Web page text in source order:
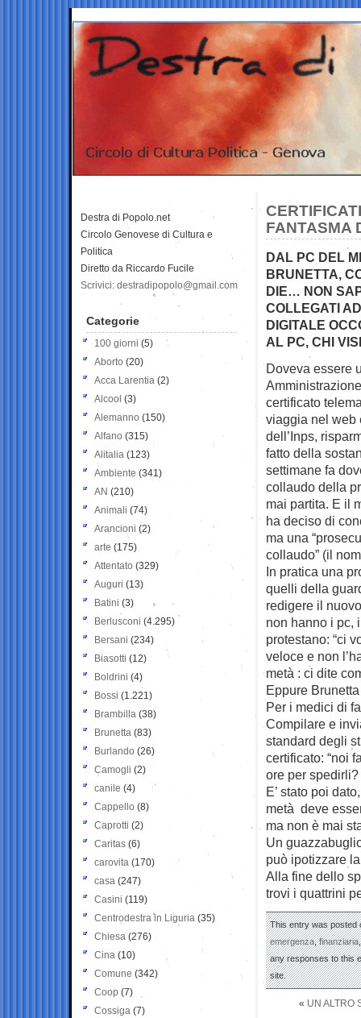
FANTASMA
DAL PC DEL
BRUNETTA,
DIE… NON
COLLEGATI
DIGITALE
AL PC, CHI
Doveva essere
certificato
viaggia nel web
dell’Inps,
fatto della
settimane fa
collaudo della
mai partita. E il
ha deciso di
ma una
collaudo” (il
In pratica una
quelli della
redigere il
non hanno i pc,
protestano: “ci
veloce e non
metà : ci dite
Eppure
Per i medici di
Compilare e
standard degli
certificato: “noi
ore per
E’ stato poi
metà deve
ma non è mai
Un
può ipotizzare
Alla fine dello
trovi i quattrini
This entry was posted
emergenza,finanziaria
any responses to this
site.
« UN ALTRO
Destra di Popolo.net
Circolo Genovese di Cultura e
Politica
Diretto da Riccardo Fucile
Scrivici: destradipopolo@gmail.com
Categorie
100 giorni (5)
Aborto (20)
Acca Larentia (2)
Alcool (3)
Alemanno (150)
Alfano (315)
Alitalia (123)
Ambiente (341)
AN (210)
Animali (74)
Arancioni (2)
arte (175)
Attentato (329)
Auguri (13)
Batini (3)
Berlusconi (4.295)
Bersani (234)
Biasotti (12)
Boldrini (4)
Bossi (1.221)
Brambilla (38)
Brunetta (83)
Burlando (26)
Camogli (2)
canile (4)
Cappello (8)
Caprotti (2)
Caritas (6)
carovita (170)
casa (247)
Casini (119)
Centrodestra in Liguria (35)
Chiesa (276)
Cina (10)
Comune (342)
Coop (7)
Cossiga (7)